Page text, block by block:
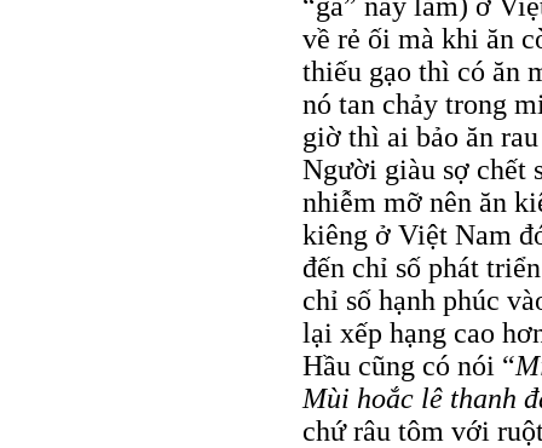
về rẻ ối mà khi ăn
thiếu gạo thì có ăn
nó tan chảy trong
giờ thì ai bảo ăn
Người giàu sợ chết
nhiễm mỡ nên ăn
kiêng ở Việt Nam
đến chỉ số phát
chỉ số hạnh phúc
lại xếp hạng cao
Hầu cũng có nói “
Mùi hoắc lê thanh
chứ râu tôm với